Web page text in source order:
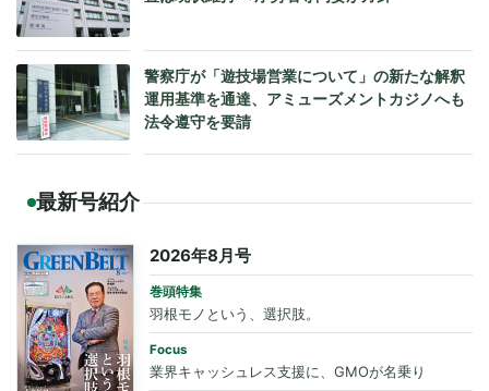
警察庁が「遊技場営業について」の新たな解釈
運用基準を通達、アミューズメントカジノへも
法令遵守を要請
最新号紹介
2026年8月号
巻頭特集
羽根モノという、選択肢。
Focus
業界キャッシュレス支援に、GMOが名乗り